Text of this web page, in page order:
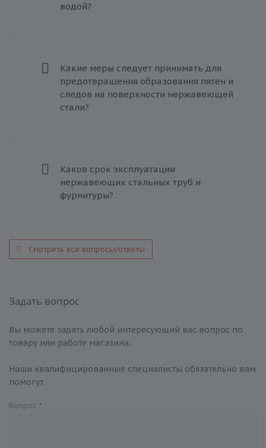
водой?
Какие меры следует принимать для
предотвращения образования пятен и
следов на поверхности нержавеющей
стали?
Каков срок эксплуатации
нержавеющих стальных труб и
фурнитуры?
Смотреть все вопросы/ответы
Задать вопрос
Вы можете задать любой интересующий вас вопрос по
товару или работе магазина.
Наши квалифицированные специалисты обязательно вам
помогут.
Вопрос *